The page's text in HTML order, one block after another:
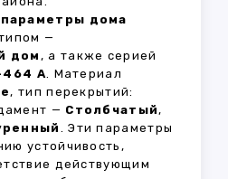
дома
—
дом , а также серией
464 А. Материал
, тип перекрытий:
— Столбчатый,
. Эти параметры
устойчивость,
действующим